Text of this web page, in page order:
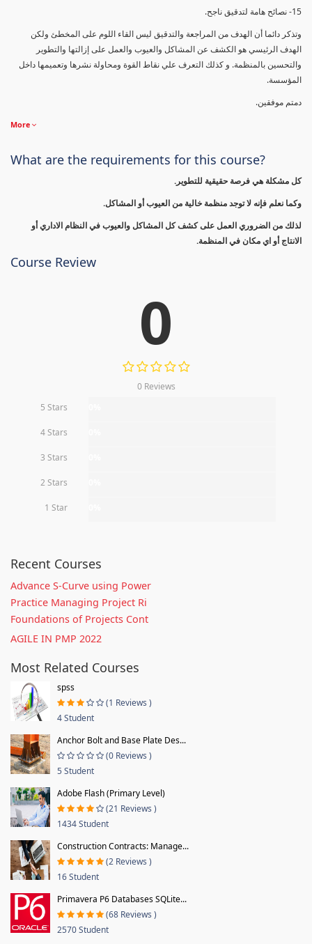
15- نصائح هامة لتدقيق ناجح.
وتذكر دائما أن الهدف من المراجعة والتدقيق ليس القاء اللوم على المخطئ ولكن
الهدف الرئيسي هو الكشف عن المشاكل والعيوب والعمل على إزالتها والتطوير
والتحسين بالمنظمة. و كذلك التعرف علي نقاط القوة ومحاولة نشرها وتعميمها داخل
المؤسسة.
دمتم موفقين.
More
What are the requirements for this course?
كل مشكلة هي فرصة حقيقية للتطوير.
وكما نعلم فإنه لا توجد منظمة خالية من العيوب أو المشاكل.
لذلك من الضروري العمل على كشف كل المشاكل والعيوب في النظام الاداري أو
الانتاج أو اي مكان في المنظمة.
Course Review
0
0 Reviews
5 Stars
4 Stars
3 Stars
2 Stars
1 Star
Recent Courses
Advance S-Curve using Power
Practice Managing Project Ri
Foundations of Projects Cont
AGILE IN PMP 2022
Most Related Courses
spss
(1 Reviews )
4 Student
Anchor Bolt and Base Plate Des...
(0 Reviews )
5 Student
Adobe Flash (Primary Level)
(21 Reviews )
1434 Student
Construction Contracts: Manage...
(2 Reviews )
16 Student
Primavera P6 Databases SQLite...
(68 Reviews )
2570 Student